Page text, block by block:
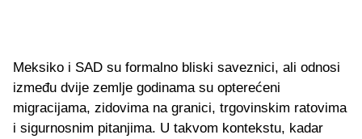
Meksiko i SAD su formalno bliski saveznici, ali odnosi
između dvije zemlje godinama su opterećeni
migracijama, zidovima na granici, trgovinskim ratovima
i sigurnosnim pitanjima. U takvom kontekstu, kadar